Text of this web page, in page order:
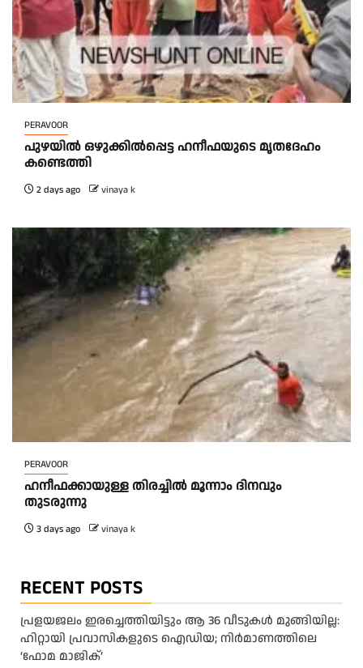
PERAVOOR
പുഴയിൽ ഒഴുക്കിൽപ്പെട്ട ഹനീഫയുടെ മൃതദേഹം
കണ്ടെത്തി
2 days ago vinaya k
PERAVOOR
ഹനീഫക്കായുള്ള തിരച്ചിൽ മൂന്നാം ദിനവും
തുടരുന്നു
3 days ago vinaya k
RECENT POSTS
പ്രളയജലം ഇരച്ചെത്തിയിട്ടും ആ 36 വീടുകൾ മുങ്ങിയില്ല:
ഹിറ്റായി പ്രവാസികളുടെ ഐഡിയ; നിർമാണത്തിലെ
‘ഫോമ മാജിക്’